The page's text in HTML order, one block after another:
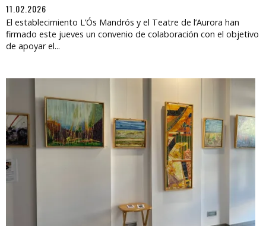
11.02.2026
El establecimiento L’Ós Mandrós y el Teatre de l’Aurora han
firmado este jueves un convenio de colaboración con el objetivo
de apoyar el...